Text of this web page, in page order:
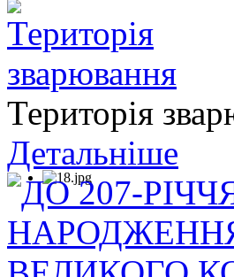
Територія
Детальніше